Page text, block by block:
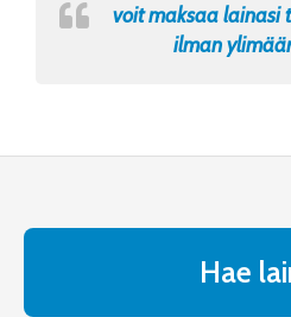
voit maksaa lainasi
ilman
Hae